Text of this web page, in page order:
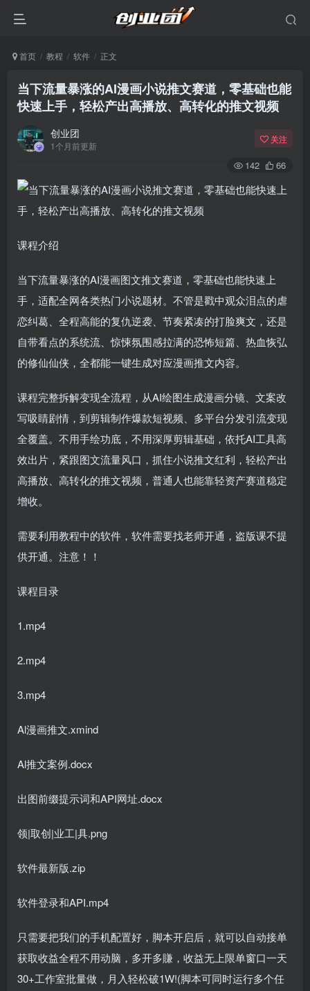
首页 教程 软件 正文
当下流量暴涨的AI漫画小说推文赛道，零基础也能
快速上手，轻松产出高播放、高转化的推文视频
创业团
1个月前更新
关注
142 66
课程介绍
当下流量暴涨的AI漫画图文推文赛道，零基础也能快速上
手，适配全网各类热门小说题材。不管是戳中观众泪点的虐
恋纠葛、全程高能的复仇逆袭、节奏紧凑的打脸爽文，还是
自带看点的系统流、惊悚氛围感拉满的恐怖短篇、热血恢弘
的修仙仙侠，全都能一键生成对应漫画推文内容。
课程完整拆解变现全流程，从AI绘图生成漫画分镜、文案改
写吸睛剧情，到剪辑制作爆款短视频、多平台分发引流变现
全覆盖。不用手绘功底，不用深厚剪辑基础，依托AI工具高
效出片，紧跟图文流量风口，抓住小说推文红利，轻松产出
高播放、高转化的推文视频，普通人也能靠轻资产赛道稳定
增收。
需要利用教程中的软件，软件需要找老师开通，盗版课不提
供开通。注意！！
课程目录
1.mp4
2.mp4
3.mp4
Al漫画推文.xmind
Al推文案例.docx
出图前缀提示词和API网址.docx
领|取创|业工|具.png
软件最新版.zip
软件登录和API.mp4
只需要把我们的手机配置好，脚本开启后，就可以自动接单
获取收益全程不用动脑，多开多賺，收益无上限单窗口一天
30+工作室批量做，月入轻松破1W!(脚本可同时运行多个任